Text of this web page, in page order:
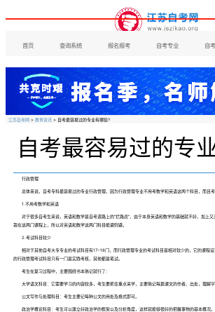
首页 查询系统 报名报考 自考专业 自
江苏自考网 > 教育资讯 > 自考最容易过的专业有哪些?
自考最容易过的专
行政管理
总体来说，自考专科最容易过的专业行政管理，因为行政管理专业不用考数学和英语这两个科目，而且考
1.不用考数学和英语
对于很多自考生来说，英语和数学是自考道路上的“拦路虎”，由于本身英语和数学的基础就不好，加上又
栽在这两门课程上，所以对英语和数学这两门科目能避则避。
2.考试科目较少
相对于其他自考大专专业的考试科目有17~18门，而行政管理专业的考试科目是相对较少的，它的课程设
的行政管理考试科目只有一门是实践考核，其他都是笔试。
考生在复习过程中，主要围绕书本熟记就行了：
大学语文科目：它需要学习的内容较多，考生要抓住重点来学，主要熟记每篇课文的作者、出处，理解字
公文写作与处理科目：考生主要记每种公文的用处及格式即可。
政治学概论科目：考生可以建立好政治学的框架以及分析角度，这样就能够很好的把握事物的基本概况。